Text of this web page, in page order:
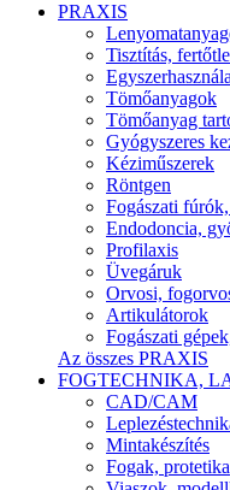
PRAXIS
Tisztítás,
Tömőanyagok
Tömőanyag
Gyógyszeres
Kéziműszerek
Röntgen
Fogászati
Endodoncia,
Profilaxis
Üvegáruk
Orvosi,
Artikulátorok
Fogászati
Az összes PRAXIS
FOGTECHNIKA,
CAD/CAM
Mintakészítés
Fogak, protetika